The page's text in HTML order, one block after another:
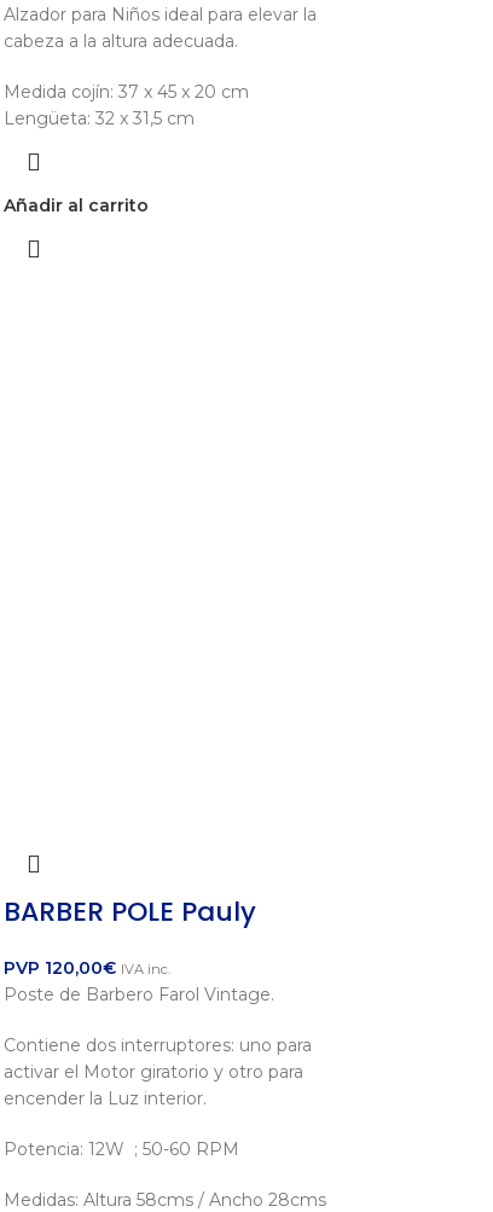
Alzador para Niños ideal para elevar la
cabeza a la altura adecuada.
Medida cojín: 37 x 45 x 20 cm
Lengüeta: 32 x 31,5 cm
Añadir al carrito
BARBER POLE Pauly
PVP 120,00€ IVA inc.
Poste de Barbero Farol Vintage.
Contiene dos interruptores: uno para
activar el Motor giratorio y otro para
encender la Luz interior.
Potencia: 12W ; 50-60 RPM
Medidas: Altura 58cms / Ancho 28cms